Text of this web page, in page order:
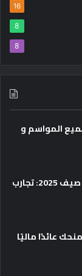
16
8
8
المواسم و
أفضل وجهات السفر في صيف 2025: تجارب
عائدًا ماليًا